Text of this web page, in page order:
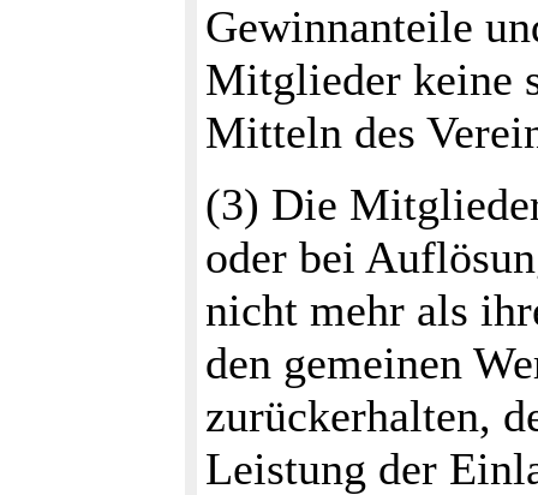
Gewinnanteile
Mitglieder keine
Mitteln des
(3) Die
oder bei
nicht mehr als
den gemeinen
zurückerhalten,
Leistung der